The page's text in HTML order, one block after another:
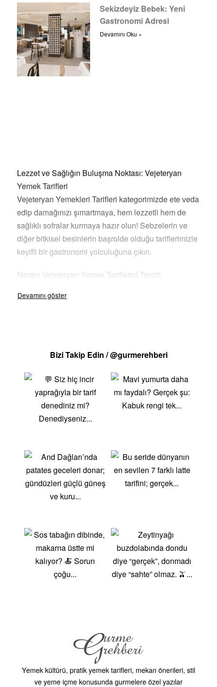
Sekizdeyiz Bebek: Yeni
Gastronomi Adresi
Devamını Oku »
Lezzet ve Sağlığın Buluşma Noktası: Vejeteryan
Yemek Tarifleri
Vejeteryan Yemekleri Tarifleri kategorimizde ete veda
edip damağınızı şımartmaya, hem lezzetli hem de
sağlıklı sofralar kurmaya hazır olun! Sebzelerin ve
diğer bitkisel besinlerin başrolde olduğu tariflerimizle
keyifli bir gastronomi yolculuğuna çıkın.
Neden Vejeteryan Yemek Tariflerini Tercih
Dahası, vejeteryan beslenme lif ve vitaminler
açısından zengindir, sindirim sisteminizi düzenler ve
bağışıklık sisteminizi güçlendirir.
Lezzet Dolu Deneyim: Vejeteryan mutfağı, her damak
zevkine hitap eden, son derece zengin ve renklidir.
Yeni tatlar keşfetmeye ve birbirinden farklı vejeteryan
taşıyabilir, baharatlı Hint yemekleriyle farklı kültürlerin
lezzetlerini keşfedebilirsiniz.
Çevre Dostu Seçim: Et üretimi, çevreye önemli
ölçüde zarar verir. Vejeteryan beslenme tercih ederek
ekonomiktir.
Vejeteryan Yemek Tarifleri Kategorisinde Neler
Bulabilirsiniz?
Zeytinyağlılar: Enginar dolması, zeytinyağlı bamya,
börek, sebzeli güveçler ve daha fazlası! Doyurucu ve
besleyici ana yemek tarifleriyle sofralarınızı
Salatalar: Mevsim sebzeleriyle hazırlanan, protein
Bizi Takip Edin / @gurmerehberi
Yemek kültürü, pratik yemek tarifleri, mekan önerileri, stil
ve yeme içme konusunda gurmelere özel yazılar